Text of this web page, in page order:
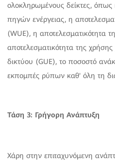
ολοκληρωμένους δείκτες,
πηγών ενέργειας, η
(WUE), η αποτελεσματικότητα
αποτελεσματικότητα της
δικτύου (GUE), το ποσοστό
εκπομπές ρύπων καθ' όλη τη
Τάση 3: Γρήγορη Ανάπτυξη
Χάρη στην επιταχυνόμενη